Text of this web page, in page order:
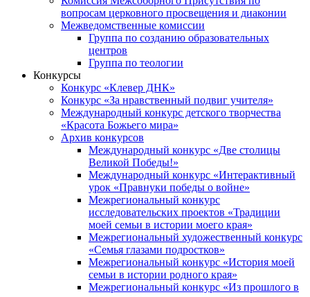
вопросам церковного просвещения и диаконии
Межведомственные комиссии
Группа по созданию образовательных
центров
Группа по теологии
Конкурсы
Конкурс «Клевер ДНК»
Конкурс «За нравственный подвиг учителя»
Международный конкурс детского творчества
«Красота Божьего мира»
Архив конкурсов
Международный конкурс «Две столицы
Великой Победы!»
Международный конкурс «Интерактивный
урок «Правнуки победы о войне»
Межрегиональный конкурс
исследовательских проектов «Традиции
моей семьи в истории моего края»
Межрегиональный художественный конкурс
«Семья глазами подростков»
Межрегиональный конкурс «История моей
семьи в истории родного края»
Межрегиональный конкурс «Из прошлого в